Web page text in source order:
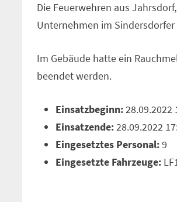
Die Feuerwehren aus
Unternehmen im
Im Gebäude hatte ein
beendet werden.
Einsatzbeginn:28.09.2022
Einsatzende:28.09.2022
Eingesetztes Personal:9
Eingesetzte Fahrzeuge: